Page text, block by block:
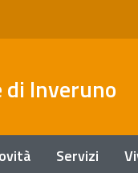
di Inveruno
Servizi